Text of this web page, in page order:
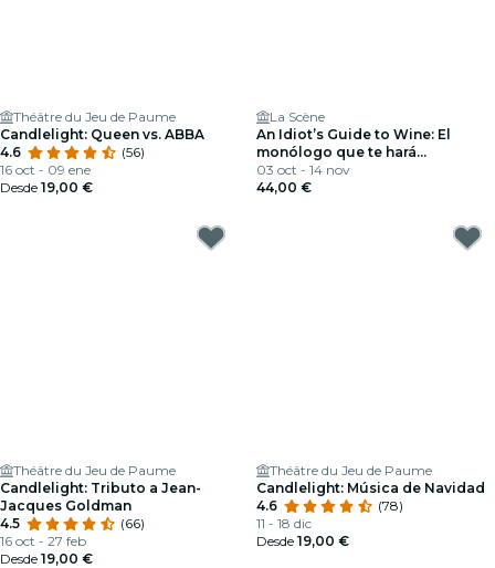
Théâtre du Jeu de Paume
Candlelight: Queen vs. ABBA
4.6
(56)
16 oct - 09 ene
Desde 19,00 €
La Scène
An Idiot’s Guide to Wine: El
monólogo que te hará
interesante en las noches de
fiesta
03 oct - 14 nov
44,00 €
Théâtre du Jeu de Paume
Candlelight: Tributo a Jean-
Jacques Goldman
4.5
(66)
16 oct - 27 feb
Desde 19,00 €
Théâtre du Jeu de Paume
Candlelight: Música de Navidad
4.6
(78)
11 - 18 dic
Desde 19,00 €